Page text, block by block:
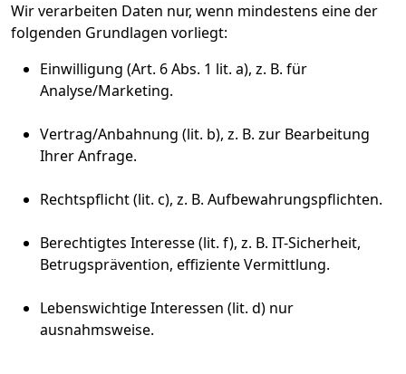
Wir verarbeiten Daten nur, wenn mindestens eine der
folgenden Grundlagen vorliegt:
Einwilligung (Art. 6 Abs. 1 lit. a), z. B. für
Analyse/Marketing.
Vertrag/Anbahnung (lit. b), z. B. zur Bearbeitung
Ihrer Anfrage.
Rechtspflicht (lit. c), z. B. Aufbewahrungspflichten.
Berechtigtes Interesse (lit. f), z. B. IT-Sicherheit,
Betrugsprävention, effiziente Vermittlung.
Lebenswichtige Interessen (lit. d) nur
ausnahmsweise.